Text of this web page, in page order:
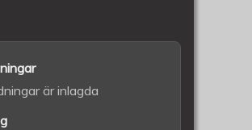
är inlagda